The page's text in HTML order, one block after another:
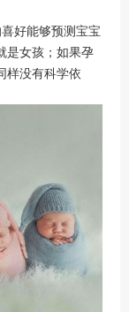
好能够预测宝宝
是女孩；如果孕
样没有科学依